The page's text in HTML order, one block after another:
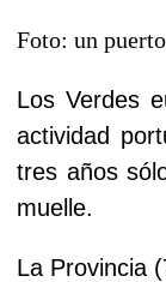
Foto: un
Los Verdes
actividad
tres años
muelle.
La Provincia